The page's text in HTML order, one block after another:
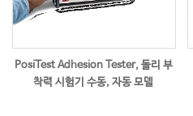
PosiTest Adhesion Tester, 돌리 부
착력 시험기 수동, 자동 모델